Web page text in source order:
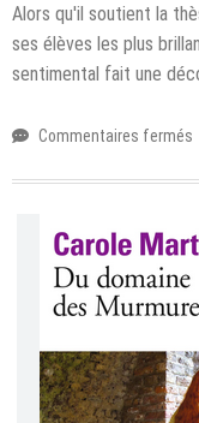
Alors qu'il soutient la
ses élèves les plus
sentimental fait une
Commentaires fermés
: